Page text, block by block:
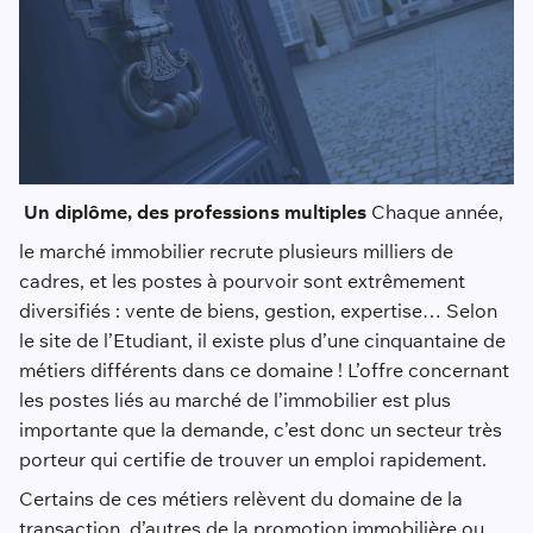
Un diplôme, des professions multiples Chaque année,
le marché immobilier recrute plusieurs milliers de
cadres, et les postes à pourvoir sont extrêmement
diversifiés : vente de biens, gestion, expertise… Selon
le site de l’Etudiant, il existe plus d’une cinquantaine de
métiers différents dans ce domaine ! L’offre concernant
les postes liés au marché de l’immobilier est plus
importante que la demande, c’est donc un secteur très
porteur qui certifie de trouver un emploi rapidement.
Certains de ces métiers relèvent du domaine de la
transaction, d’autres de la promotion immobilière ou